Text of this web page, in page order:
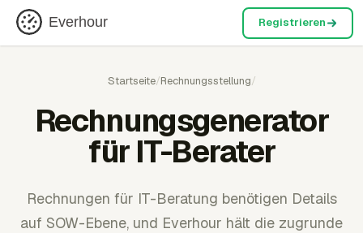
Everhour Registrieren
Startseite/Rechnungsstellung/
Rechnungsgenerator
für IT-Berater
Rechnungen für IT-Beratung benötigen Details
auf SOW-Ebene, und Everhour hält die zugrunde